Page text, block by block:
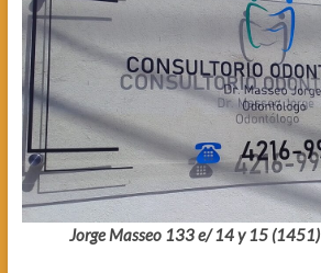
Jorge Masseo 133 e/ 14 y 15 (1451)